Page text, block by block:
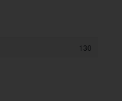
130